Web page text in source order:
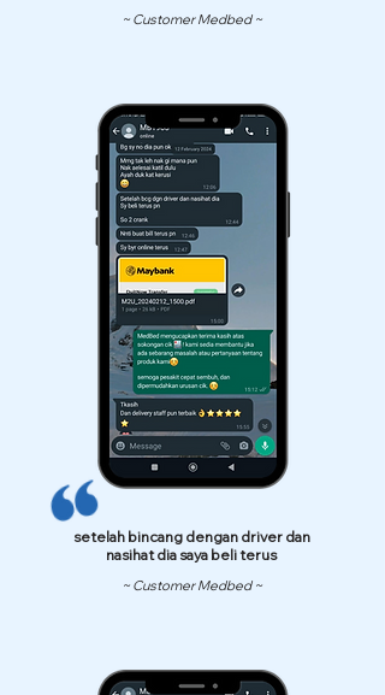
~ Customer Medbed ~
setelah bincang dengan driver dan
nasihat dia saya beli terus
~ Customer Medbed ~